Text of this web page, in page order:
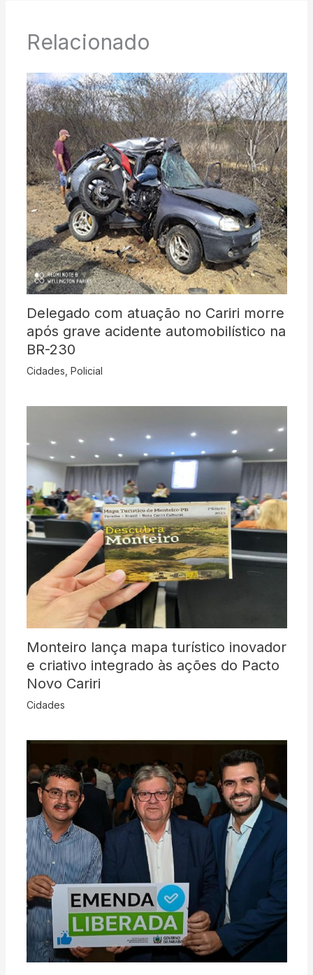
Relacionado
Delegado com atuação no Cariri morre
após grave acidente automobilístico na
BR-230
Cidades Policial
Monteiro lança mapa turístico inovador
e criativo integrado às ações do Pacto
Novo Cariri
Cidades